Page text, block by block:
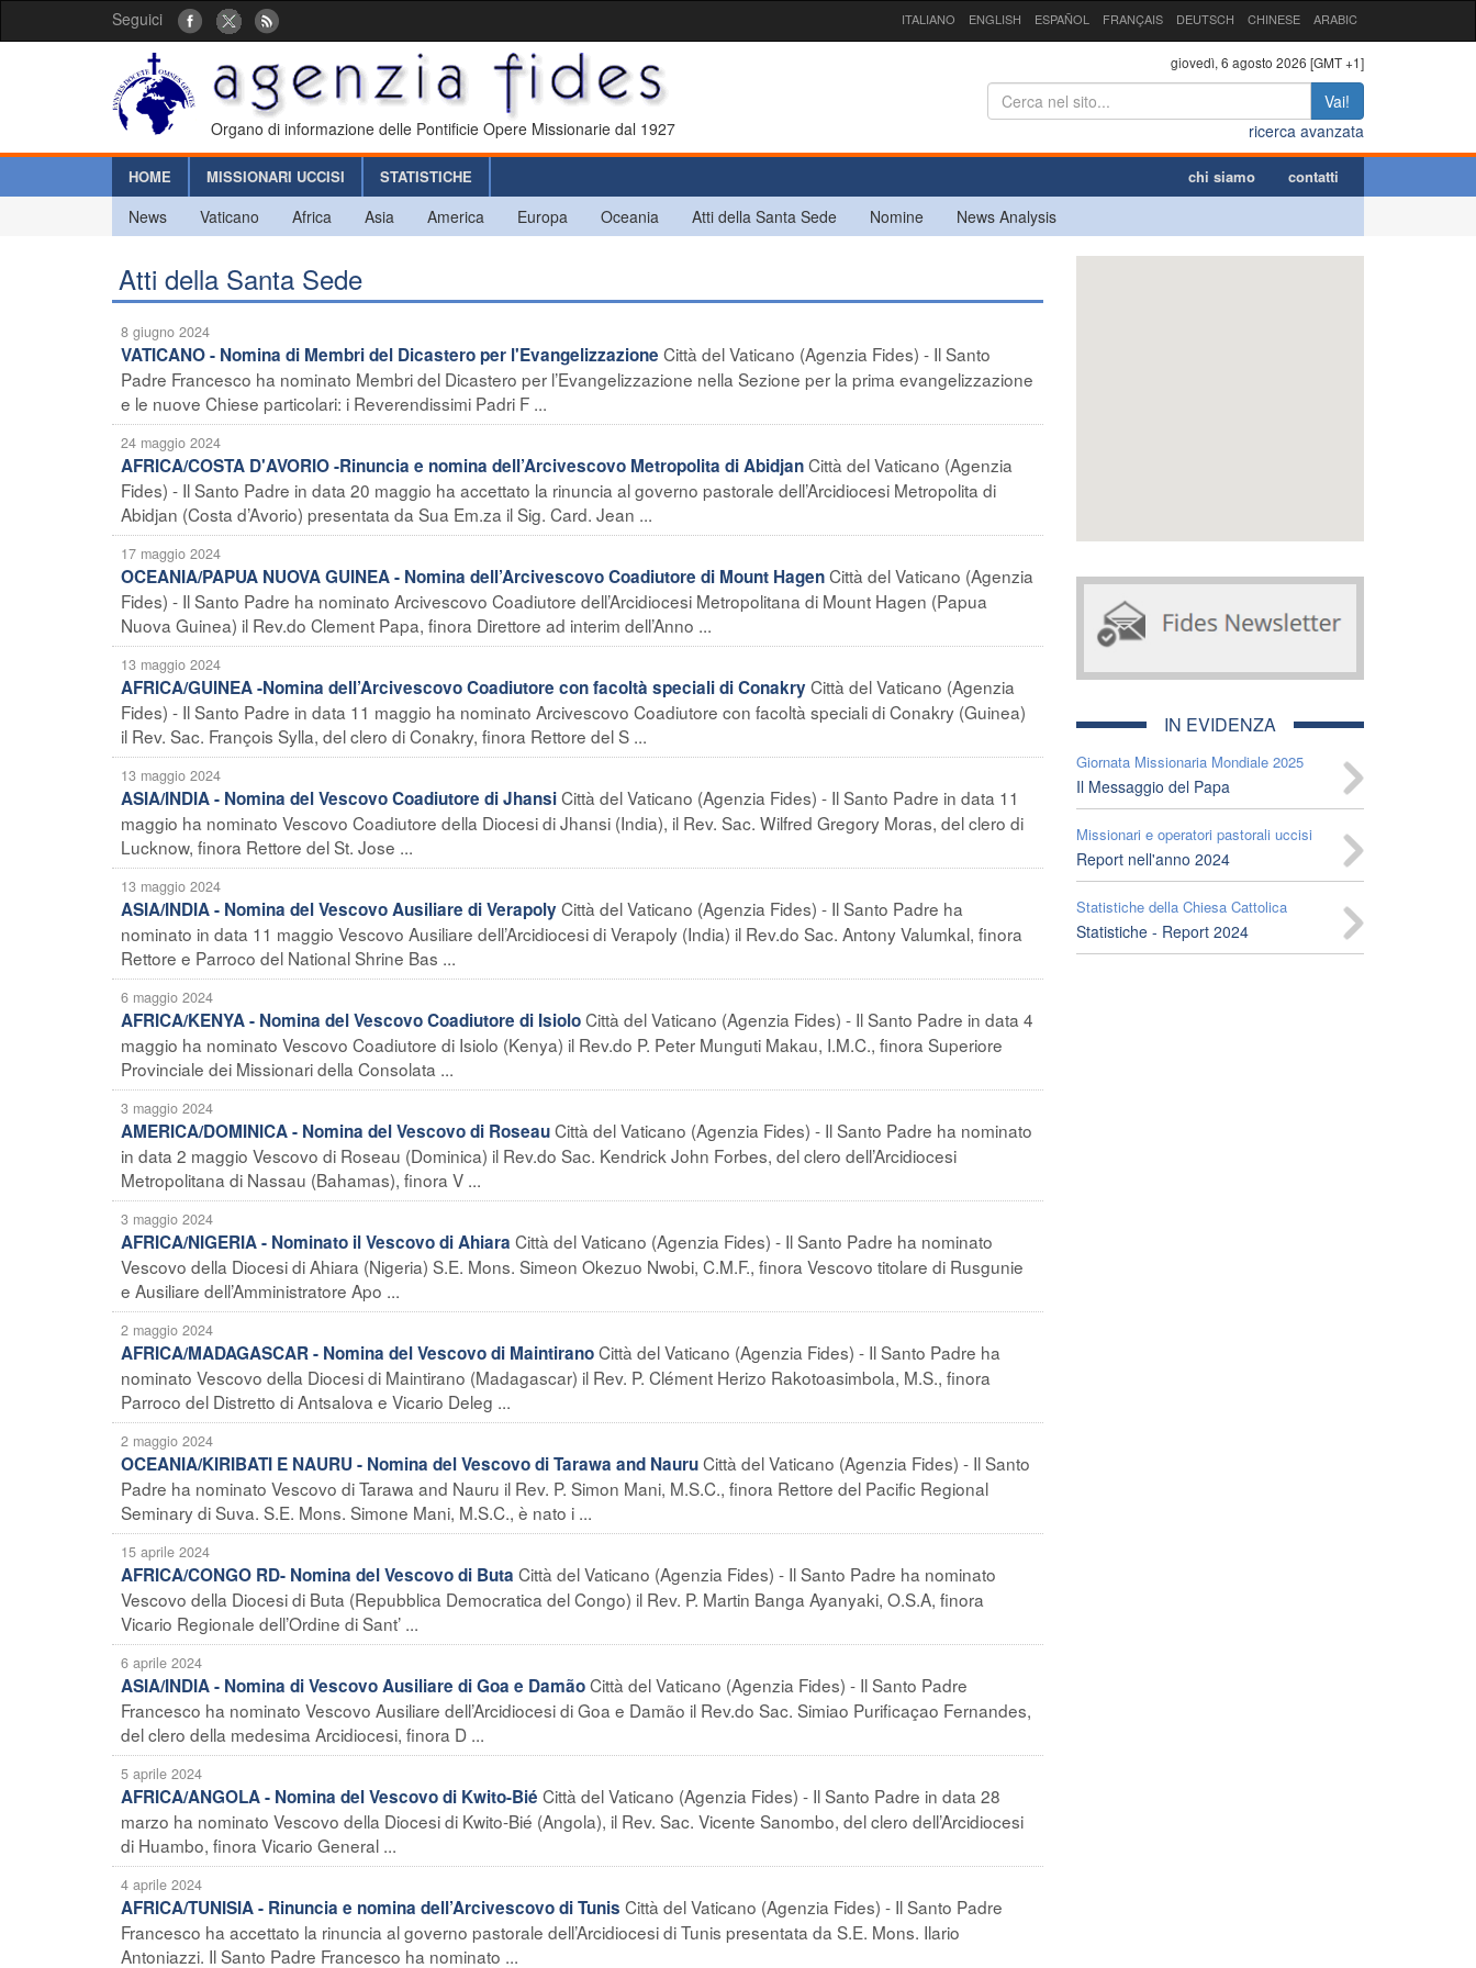
Seguici ITALIANO ENGLISH ESPAÑOL FRANÇAIS DEUTSCH CHINESE ARABIC
Organo di informazione delle Pontificie Opere Missionarie dal 1927
giovedì, 6 agosto 2026 [GMT +1]
Vai!
ricerca avanzata
HOME MISSIONARI UCCISI STATISTICHE chi siamo contatti
News Vaticano Africa Asia America Europa Oceania Atti della Santa Sede Nomine News Analysis
Atti della Santa Sede
8 giugno 2024
VATICANO - Nomina di Membri del Dicastero per l'Evangelizzazione Città del Vaticano (Agenzia Fides) - Il Santo
Padre Francesco ha nominato Membri del Dicastero per l’Evangelizzazione nella Sezione per la prima evangelizzazione
e le nuove Chiese particolari: i Reverendissimi Padri F ...
24 maggio 2024
AFRICA/COSTA D'AVORIO -Rinuncia e nomina dell’Arcivescovo Metropolita di AbidjanCittà del Vaticano (Agenzia
Fides) - Il Santo Padre in data 20 maggio ha accettato la rinuncia al governo pastorale dell’Arcidiocesi Metropolita di
Abidjan (Costa d’Avorio) presentata da Sua Em.za il Sig. Card. Jean ...
17 maggio 2024
OCEANIA/PAPUA NUOVA GUINEA - Nomina dell’Arcivescovo Coadiutore di Mount HagenCittà del Vaticano (Agenzia
Fides) - Il Santo Padre ha nominato Arcivescovo Coadiutore dell’Arcidiocesi Metropolitana di Mount Hagen (Papua
Nuova Guinea) il Rev.do Clement Papa, finora Direttore ad interim dell’Anno ...
13 maggio 2024
AFRICA/GUINEA -Nomina dell’Arcivescovo Coadiutore con facoltà speciali di ConakryCittà del Vaticano (Agenzia
Fides) - Il Santo Padre in data 11 maggio ha nominato Arcivescovo Coadiutore con facoltà speciali di Conakry (Guinea)
il Rev. Sac. François Sylla, del clero di Conakry, finora Rettore del S ...
13 maggio 2024
ASIA/INDIA - Nomina del Vescovo Coadiutore di JhansiCittà del Vaticano (Agenzia Fides) - Il Santo Padre in data 11
maggio ha nominato Vescovo Coadiutore della Diocesi di Jhansi (India), il Rev. Sac. Wilfred Gregory Moras, del clero di
Lucknow, finora Rettore del St. Jose ...
13 maggio 2024
ASIA/INDIA - Nomina del Vescovo Ausiliare di VerapolyCittà del Vaticano (Agenzia Fides) - Il Santo Padre ha
nominato in data 11 maggio Vescovo Ausiliare dell’Arcidiocesi di Verapoly (India) il Rev.do Sac. Antony Valumkal, finora
Rettore e Parroco del National Shrine Bas ...
6 maggio 2024
AFRICA/KENYA - Nomina del Vescovo Coadiutore di IsioloCittà del Vaticano (Agenzia Fides) - Il Santo Padre in data 4
maggio ha nominato Vescovo Coadiutore di Isiolo (Kenya) il Rev.do P. Peter Munguti Makau, I.M.C., finora Superiore
Provinciale dei Missionari della Consolata ...
3 maggio 2024
AMERICA/DOMINICA - Nomina del Vescovo di RoseauCittà del Vaticano (Agenzia Fides) - Il Santo Padre ha nominato
in data 2 maggio Vescovo di Roseau (Dominica) il Rev.do Sac. Kendrick John Forbes, del clero dell’Arcidiocesi
Metropolitana di Nassau (Bahamas), finora V ...
3 maggio 2024
AFRICA/NIGERIA - Nominato il Vescovo di Ahiara Città del Vaticano (Agenzia Fides) - Il Santo Padre ha nominato
Vescovo della Diocesi di Ahiara (Nigeria) S.E. Mons. Simeon Okezuo Nwobi, C.M.F., finora Vescovo titolare di Rusgunie
e Ausiliare dell’Amministratore Apo ...
2 maggio 2024
AFRICA/MADAGASCAR - Nomina del Vescovo di MaintiranoCittà del Vaticano (Agenzia Fides) - Il Santo Padre ha
nominato Vescovo della Diocesi di Maintirano (Madagascar) il Rev. P. Clément Herizo Rakotoasimbola, M.S., finora
Parroco del Distretto di Antsalova e Vicario Deleg ...
2 maggio 2024
OCEANIA/KIRIBATI E NAURU - Nomina del Vescovo di Tarawa and NauruCittà del Vaticano (Agenzia Fides) - Il Santo
Padre ha nominato Vescovo di Tarawa and Nauru il Rev. P. Simon Mani, M.S.C., finora Rettore del Pacific Regional
Seminary di Suva. S.E. Mons. Simone Mani, M.S.C., è nato i ...
15 aprile 2024
AFRICA/CONGO RD- Nomina del Vescovo di Buta Città del Vaticano (Agenzia Fides) - Il Santo Padre ha nominato
Vescovo della Diocesi di Buta (Repubblica Democratica del Congo) il Rev. P. Martin Banga Ayanyaki, O.S.A, finora
Vicario Regionale dell’Ordine di Sant’ ...
6 aprile 2024
ASIA/INDIA - Nomina di Vescovo Ausiliare di Goa e DamãoCittà del Vaticano (Agenzia Fides) - Il Santo Padre
Francesco ha nominato Vescovo Ausiliare dell’Arcidiocesi di Goa e Damão il Rev.do Sac. Simiao Purificaçao Fernandes,
del clero della medesima Arcidiocesi, finora D ...
5 aprile 2024
AFRICA/ANGOLA - Nomina del Vescovo di Kwito-Bié Città del Vaticano (Agenzia Fides) - Il Santo Padre in data 28
marzo ha nominato Vescovo della Diocesi di Kwito-Bié (Angola), il Rev. Sac. Vicente Sanombo, del clero dell’Arcidiocesi
di Huambo, finora Vicario General ...
4 aprile 2024
AFRICA/TUNISIA - Rinuncia e nomina dell’Arcivescovo di Tunis Città del Vaticano (Agenzia Fides) - Il Santo Padre
Francesco ha accettato la rinuncia al governo pastorale dell’Arcidiocesi di Tunis presentata da S.E. Mons. Ilario
Antoniazzi. Il Santo Padre Francesco ha nominato ...
IN EVIDENZA
Giornata Missionaria Mondiale 2025
Il Messaggio del Papa
Missionari e operatori pastorali uccisi
Report nell'anno 2024
Statistiche della Chiesa Cattolica
Statistiche - Report 2024